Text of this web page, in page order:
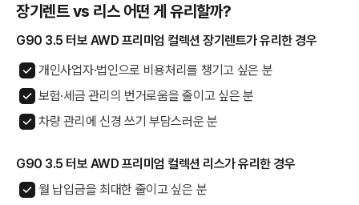
장기렌트 vs 리스 어떤 게 유리할까?
G90 3.5 터보 AWD 프리미엄 컬렉션 장기렌트가 유리한 경우
개인사업자·법인으로 비용처리를 챙기고 싶은 분
보험·세금 관리의 번거로움을 줄이고 싶은 분
차량 관리에 신경 쓰기 부담스러운 분
G90 3.5 터보 AWD 프리미엄 컬렉션 리스가 유리한 경우
월 납입금을 최대한 줄이고 싶은 분